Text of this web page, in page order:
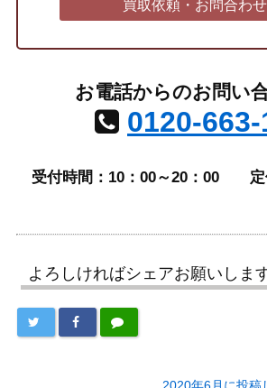
買取依頼・お問合わせ
お電話からのお問い
0120-663-
受付時間：10：00～20：00
よろしければシェアお願いしま